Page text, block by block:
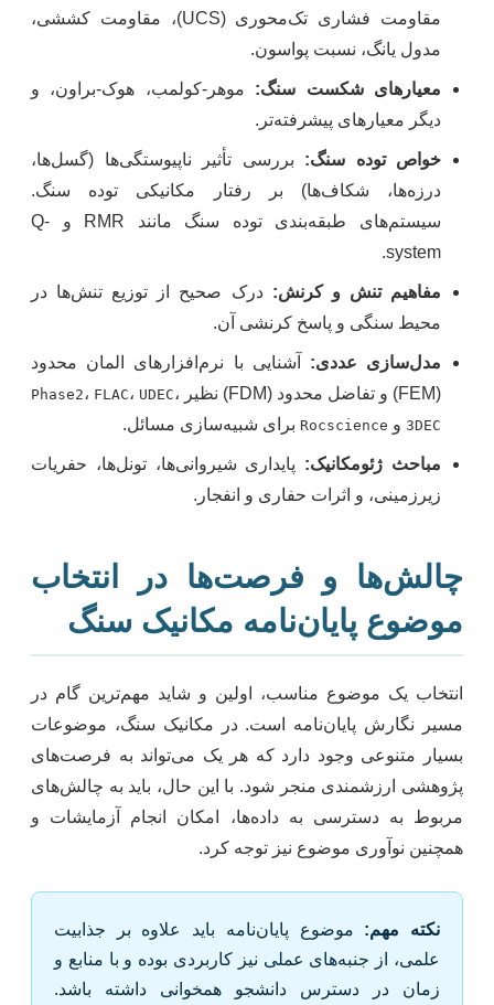
مقاومت فشاری تک‌محوری (UCS)، مقاومت کششی،
مدول یانگ، نسبت پواسون.
معیارهای شکست سنگ: موهر-کولمب، هوک-براون، و
دیگر معیارهای پیشرفته‌تر.
خواص توده سنگ: بررسی تأثیر ناپیوستگی‌ها (گسل‌ها،
درزه‌ها، شکاف‌ها) بر رفتار مکانیکی توده سنگ.
سیستم‌های طبقه‌بندی توده سنگ مانند RMR و Q-
system.
مفاهیم تنش و کرنش: درک صحیح از توزیع تنش‌ها در
محیط سنگی و پاسخ کرنشی آن.
مدل‌سازی عددی: آشنایی با نرم‌افزارهای المان محدود
(FEM) و تفاضل محدود (FDM) نظیر
Phase2، FLAC، UDEC،
3DEC و Rocscience برای شبیه‌سازی مسائل.
مباحث ژئومکانیک: پایداری شیروانی‌ها، تونل‌ها، حفریات
زیرزمینی، و اثرات حفاری و انفجار.
چالش‌ها و فرصت‌ها در انتخاب
موضوع پایان‌نامه مکانیک سنگ
انتخاب یک موضوع مناسب، اولین و شاید مهم‌ترین گام در
مسیر نگارش پایان‌نامه است. در مکانیک سنگ، موضوعات
بسیار متنوعی وجود دارد که هر یک می‌تواند به فرصت‌های
پژوهشی ارزشمندی منجر شود. با این حال، باید به چالش‌های
مربوط به دسترسی به داده‌ها، امکان انجام آزمایشات و
همچنین نوآوری موضوع نیز توجه کرد.
نکته مهم: موضوع پایان‌نامه باید علاوه بر جذابیت
علمی، از جنبه‌های عملی نیز کاربردی بوده و با منابع و
زمان در دسترس دانشجو همخوانی داشته باشد.